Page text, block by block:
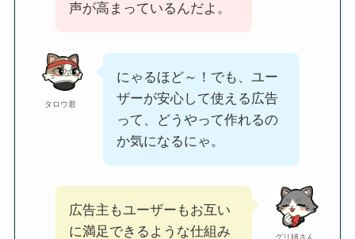
声が高まっているんだよ。
タロウ君
にゃるほど～！でも、ユー
ザーが安心して使える広告
って、どうやって作れるの
か気になるにゃ。
グリ姉さん
広告主もユーザーもお互い
に満足できるような仕組み